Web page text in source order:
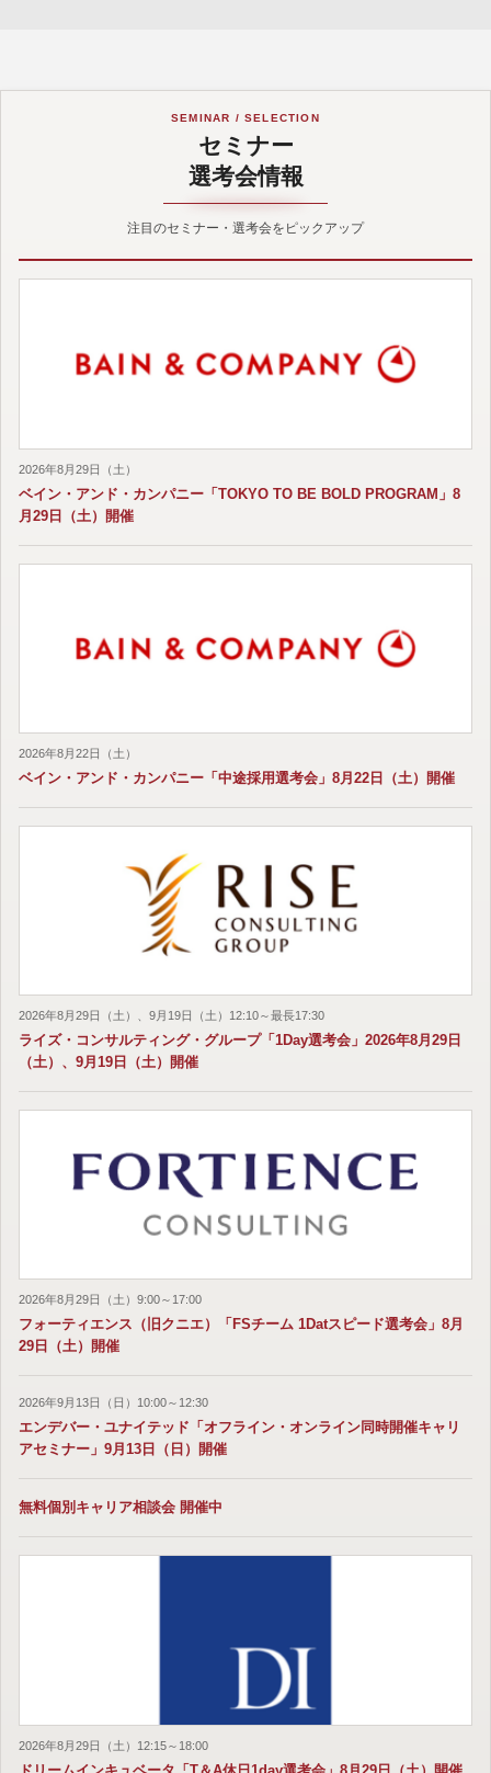
SEMINAR / SELECTION
セミナー
選考会情報
注目のセミナー・選考会をピックアップ
2026年8月29日（土）
ベイン・アンド・カンパニー「TOKYO TO BE BOLD PROGRAM」8
月29日（土）開催
2026年8月22日（土）
ベイン・アンド・カンパニー「中途採用選考会」8月22日（土）開催
2026年8月29日（土）、9月19日（土）12:10～最長17:30
ライズ・コンサルティング・グループ「1Day選考会」2026年8月29日
（土）、9月19日（土）開催
2026年8月29日（土）9:00～17:00
フォーティエンス（旧クニエ）「FSチーム 1Datスピード選考会」8月
29日（土）開催
2026年9月13日（日）10:00～12:30
エンデバー・ユナイテッド「オフライン・オンライン同時開催キャリ
アセミナー」9月13日（日）開催
無料個別キャリア相談会 開催中
2026年8月29日（土）12:15～18:00